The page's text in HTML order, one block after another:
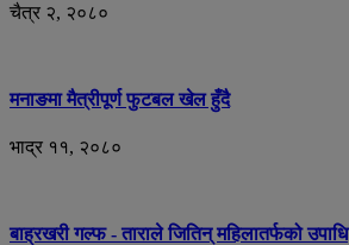
चैत्र २, २०८०
मनाङमा मैत्रीपूर्ण फुटबल खेल हुँदै
भाद्र ११, २०८०
बाह्रखरी गल्फ - ताराले जितिन् महिलातर्फको उपाधि